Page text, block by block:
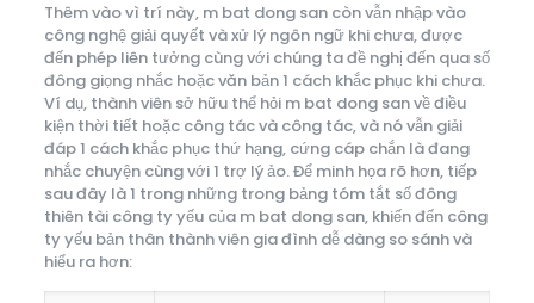
Thêm vào vì trí này, m bat dong san còn vẫn nhập vào
công nghệ giải quyết và xử lý ngôn ngữ khi chưa, được
đến phép liên tưởng cùng với chúng ta đề nghị đến qua số
đông giọng nhắc hoặc văn bản 1 cách khắc phục khi chưa.
Ví dụ, thành viên sở hữu thể hỏi m bat dong san về điều
kiện thời tiết hoặc công tác và công tác, và nó vẫn giải
đáp 1 cách khắc phục thứ hạng, cứng cáp chắn là đang
nhắc chuyện cùng với 1 trợ lý ảo. Để minh họa rõ hơn, tiếp
sau đây là 1 trong những trong bảng tóm tắt số đông
thiên tài công ty yếu của m bat dong san, khiến đến công
ty yếu bản thân thành viên gia đình dễ dàng so sánh và
hiểu ra hơn: